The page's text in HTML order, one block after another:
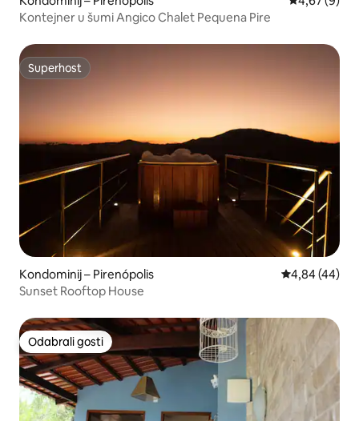
Kontejner u šumi Angico Chalet Pequena Pire
Superhost
Superhost
Kondominij – Pirenópolis Prosječna
4,84 (44)
Sunset Rooftop House
Odabrali gosti
Odabrali gosti